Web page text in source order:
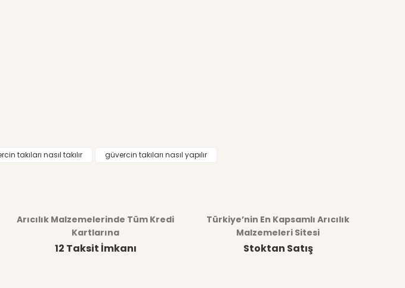
takıları nasıl takılır güvercin takıları nasıl yapılır
Arıcılık Malzemelerinde Tüm Kredi
Kartlarına
12 Taksit İmkanı
Türkiye’nin En Kapsamlı Arıcılık
Malzemeleri Sitesi
Stoktan Satış